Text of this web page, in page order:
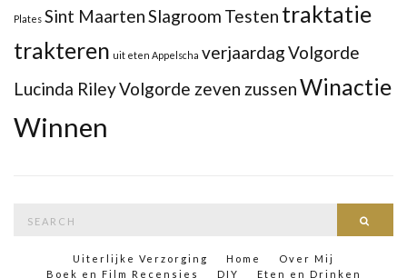
Plates Sint MaartenSlagroom Testen traktatie
trakteren uit eten Appelscha verjaardagVolgorde
Lucinda RileyVolgorde zeven zussenWinactie
Winnen
Uiterlijke Verzorging Home
Over Mij
Boek en Film Recensies
DIY Eten en Drinken